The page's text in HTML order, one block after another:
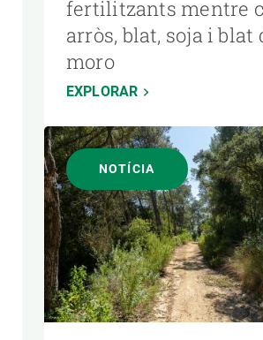
fertilitzants mentre
arròs, blat, soja i blat
moro
EXPLORAR
NOTÍCIA